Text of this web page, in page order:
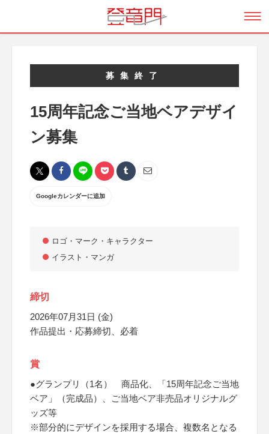
募集終了
15周年記念ご当地ベアデザイ
ン募集
Googleカレンダーに追加
ロゴ・マーク・キャラクター
イラスト・マンガ
締切
2026年07月31日 (金)
作品提出・応募締切、必着
賞
●グランプリ（1名） 商品化、「15周年記念ご当地
ベア」（完成品）、ご当地ベア非売品オリジナルグ
ッズ等
※部分的にデザインを採用する場合、複数名となる